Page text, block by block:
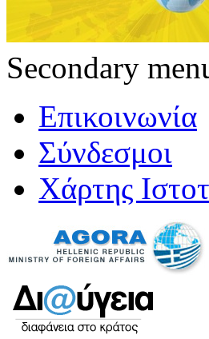
Secondary
Επικοινωνία
Σύνδεσμοι
Χάρτης